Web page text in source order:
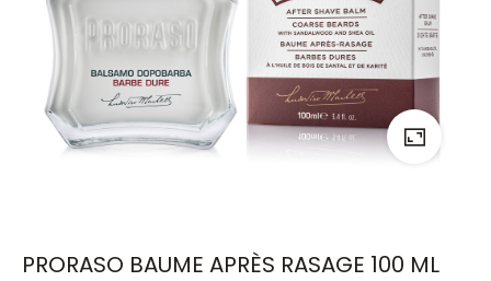
PRORASO BAUME APRÈS RASAGE 100 ML